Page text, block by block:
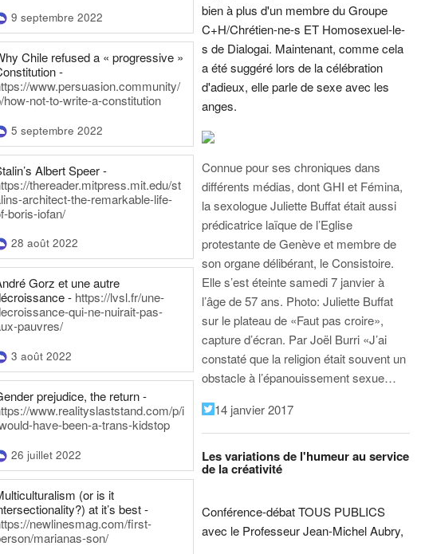
9 septembre 2022
Chile refused a « progressive »
-
www.persuasion.community/
how-not-to-write-a-constitution
5 septembre 2022
Albert Speer -
thereader.mitpress.mit.edu/st
architect-the-remarkable-life-
boris-iofan/
28 août 2022
Gorz et une autre
- https://lvsl.fr/une-
qui-ne-nuirait-pas-
pauvres/
3 août 2022
prejudice, the return -
www.realityslaststand.com/p/i
have-been-a-trans-kidstop
26 juillet 2022
(or is it
at it’s best -
newlinesmag.com/first-
marianas-son/
bien à plus d'un membre du Groupe
C+H/Chrétien-ne-s ET Homosexuel-le-
s de Dialogai. Maintenant, comme cela
a été suggéré lors de la célébration
d'adieux, elle parle de sexe avec les
anges.
Connue pour ses chroniques dans
différents médias, dont GHI et Fémina,
la sexologue Juliette Buffat était aussi
prédicatrice laïque de l’Eglise
protestante de Genève et membre de
son organe délibérant, le Consistoire.
Elle s’est éteinte samedi 7 janvier à
l’âge de 57 ans. Photo: Juliette Buffat
sur le plateau de «Faut pas croire»,
capture d’écran. Par Joël Burri «J’ai
constaté que la religion était souvent un
obstacle à l’épanouissement sexue…
14 janvier 2017
Les variations de l'humeur au service
de la créativité
Conférence-débat TOUS PUBLICS
avec le Professeur Jean-Michel Aubry,